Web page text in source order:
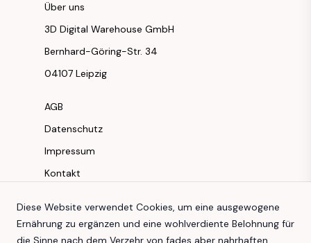
Über uns
3D Digital Warehouse GmbH
Bernhard-Göring-Str. 34
04107 Leipzig
AGB
Datenschutz
Impressum
Kontakt
Instagram
Facebook
Diese Website verwendet Cookies, um eine ausgewogene
Ernährung zu ergänzen und eine wohlverdiente Belohnung für
die Sinne nach dem Verzehr von fades aber nahrhaften